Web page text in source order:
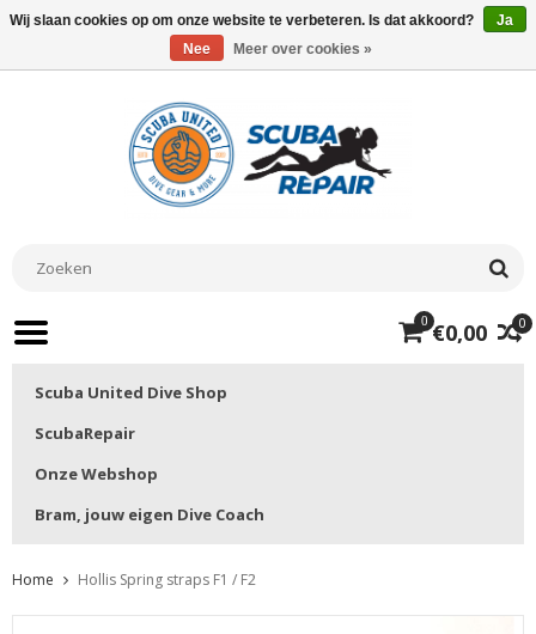
0
0 €0,00
Scuba United Dive Shop
ScubaRepair
Onze Webshop
Bram, jouw eigen Dive Coach
Home Hollis Spring straps F1 / F2
Wij slaan cookies op om onze website te verbeteren. Is dat akkoord?
Ja
Nee
Meer over cookies »